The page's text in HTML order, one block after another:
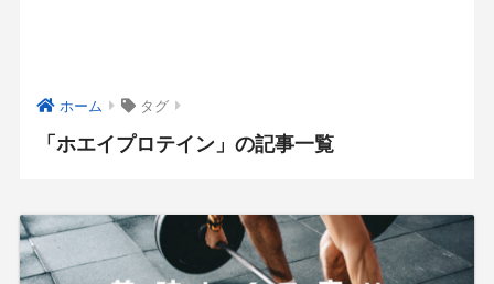
ホーム タグ
「ホエイプロテイン」の記事一覧